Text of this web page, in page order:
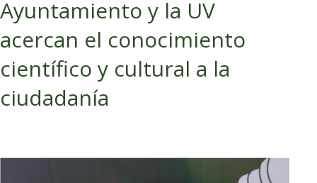
Ayuntamiento y la UV
acercan el conocimiento
científico y cultural a la
ciudadanía